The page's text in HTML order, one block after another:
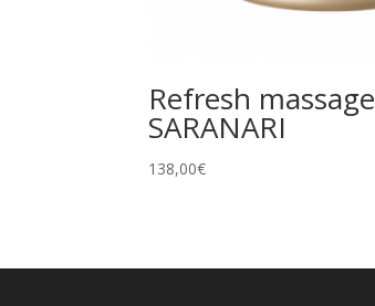
Refresh massage
SARANARI
138,00€